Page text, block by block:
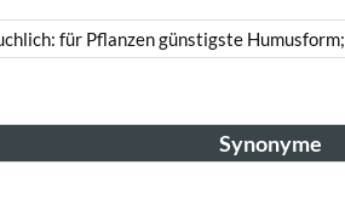
für Pflanzen günstigste Humusform;
Synonyme